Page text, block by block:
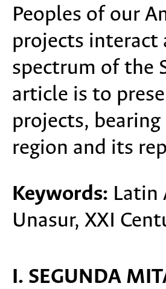
Peoples of our
projects interact
spectrum of the
article is to
projects,
region and its
Keywords: Latin
Unasur, XXI
I. SEGUNDA